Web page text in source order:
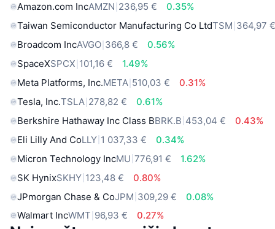
Amazon.com IncAMZN 236,95 €
0.35%
Taiwan Semiconductor Manufacturing Co LtdTSM 364,97
Broadcom IncAVGO 366,8 €
0.56%
SpaceXSPCX 101,16 €
1.49%
Meta Platforms, Inc.META 510,03 €
0.31%
Tesla, Inc.TSLA 278,82 €
0.61%
Berkshire Hathaway Inc Class BBRK.B 453,04 €
0.43%
Eli Lilly And CoLLY 1 037,33 €
0.34%
Micron Technology IncMU 776,91 €
1.62%
SK HynixSKHY 123,48 €
0.80%
JPmorgan Chase & CoJPM 309,29 €
0.08%
Walmart IncWMT 96,93 € 0.27%